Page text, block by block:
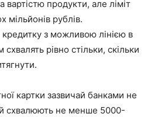
вартістю продукти, але ліміт
мільйонів рублів.
з можливою лінією в
схвалять рівно стільки, скільки
картки зазвичай банками не
схвалюють не менше 5000-